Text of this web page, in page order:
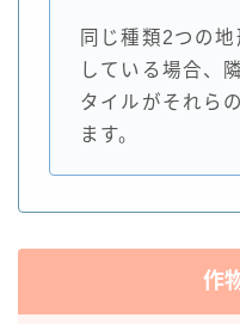
同じ種類2つの
している場合、
タイルがそれら
ます。
作